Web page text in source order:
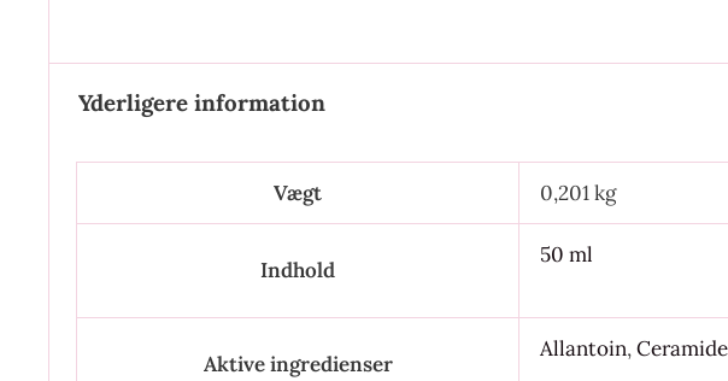
Yderligere information
Vægt 0,201 kg
Indhold
50 ml
Aktive ingredienser
Allantoin,